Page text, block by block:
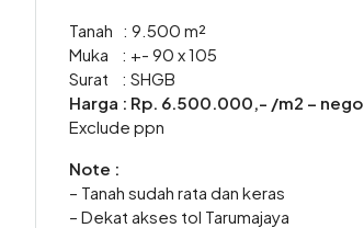
Tanah : 9.500 m²
Muka : +- 90 x 105
Surat : SHGB
Harga : Rp. 6.500.000,- /m2 – nego
Exclude ppn
Note :
– Tanah sudah rata dan keras
– Dekat akses tol Tarumajaya